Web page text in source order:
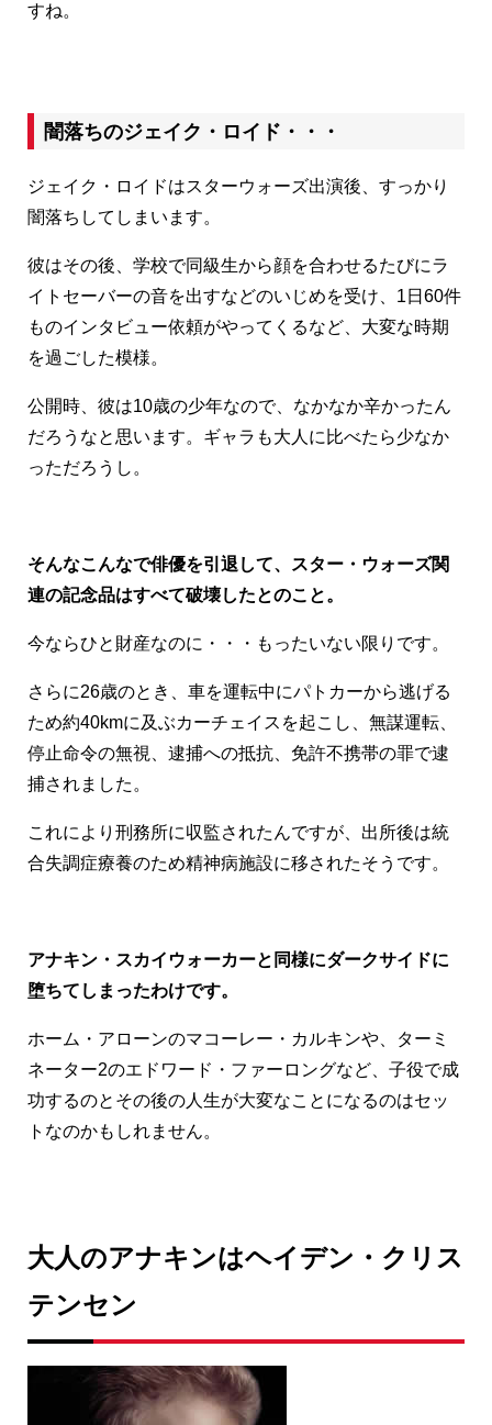
すね。
闇落ちのジェイク・ロイド・・・
ジェイク・ロイドはスターウォーズ出演後、すっかり
闇落ちしてしまいます。
彼はその後、学校で同級生から顔を合わせるたびにラ
イトセーバーの音を出すなどのいじめを受け、1日60件
ものインタビュー依頼がやってくるなど、大変な時期
を過ごした模様。
公開時、彼は10歳の少年なので、なかなか辛かったん
だろうなと思います。ギャラも大人に比べたら少なか
っただろうし。
そんなこんなで俳優を引退して、スター・ウォーズ関
連の記念品はすべて破壊したとのこと。
今ならひと財産なのに・・・もったいない限りです。
さらに26歳のとき、車を運転中にパトカーから逃げる
ため約40kmに及ぶカーチェイスを起こし、無謀運転、
停止命令の無視、逮捕への抵抗、免許不携帯の罪で逮
捕されました。
これにより刑務所に収監されたんですが、出所後は統
合失調症療養のため精神病施設に移されたそうです。
アナキン・スカイウォーカーと同様にダークサイドに
堕ちてしまったわけです。
ホーム・アローンのマコーレー・カルキンや、ターミ
ネーター2のエドワード・ファーロングなど、子役で成
功するのとその後の人生が大変なことになるのはセッ
トなのかもしれません。
大人のアナキンはヘイデン・クリス
テンセン